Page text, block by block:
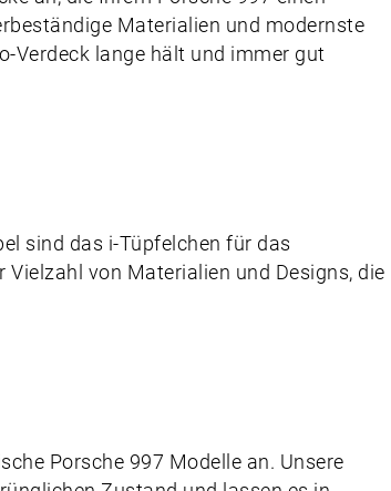
Materialien und modernste
Verdeck lange hält und immer gut
sind das i-Tüpfelchen für das
Vielzahl von Materialien und Designs, die
Porsche 997 Modelle an. Unsere